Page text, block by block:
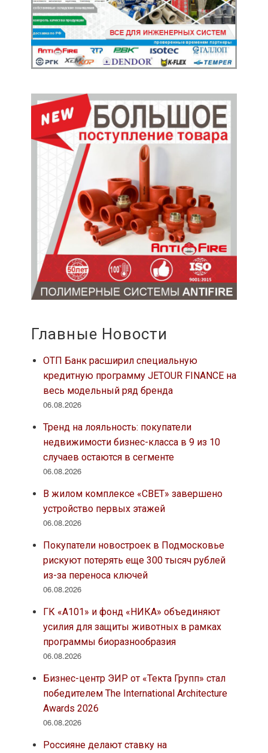
Главные Новости
ОТП Банк расширил специальную
кредитную программу JETOUR FINANCE на
весь модельный ряд бренда
06.08.2026
Тренд на лояльность: покупатели
недвижимости бизнес-класса в 9 из 10
случаев остаются в сегменте
06.08.2026
В жилом комплексе «СВЕТ» завершено
устройство первых этажей
06.08.2026
Покупатели новостроек в Подмосковье
рискуют потерять еще 300 тысяч рублей
из-за переноса ключей
06.08.2026
ГК «А101» и фонд «НИКА» объединяют
усилия для защиты животных в рамках
программы биоразнообразия
06.08.2026
Бизнес-центр ЭИР от «Текта Групп» стал
победителем The International Architecture
Awards 2026
06.08.2026
Россияне делают ставку на